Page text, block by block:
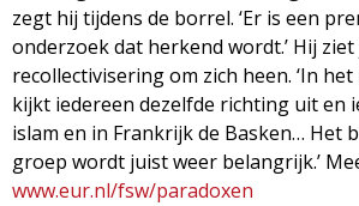
zegt hij tijdens de borrel. ‘Er is een
onderzoek dat herkend wordt.’ Hij
recollectivisering om zich heen. ‘In
kijkt iedereen dezelfde richting uit en
islam en in Frankrijk de Basken… Het
groep wordt juist weer belangrijk.’
www.eur.nl/fsw/paradoxen